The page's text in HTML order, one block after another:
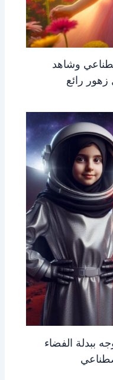
وشاهد
رائع
ببدلة الفضاء